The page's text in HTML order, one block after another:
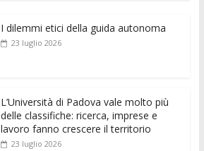
ai
l s
p
ss
e
er
di e di
I dilemmi etici della guida autonoma
23 luglio 2026
L’Università di Padova vale molto più
delle classifiche: ricerca, imprese e
lavoro fanno crescere il territorio
23 luglio 2026